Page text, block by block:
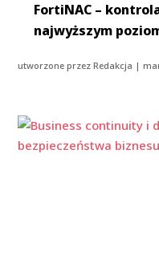
FortiNAC –
najwyższym
utworzone przezRedakcja |